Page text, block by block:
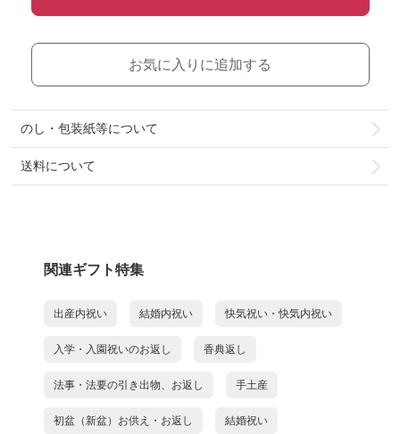
お気に入りに追加する
のし・包装紙等について
送料について
関連ギフト特集
出産内祝い 結婚内祝い 快気祝い・快気内祝い
入学・入園祝いのお返し 香典返し
法事・法要の引き出物、お返し 手土産
初盆（新盆）お供え・お返し 結婚祝い